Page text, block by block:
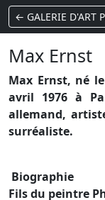
← GALERIE D'ART
Max Ernst
Max Ernst, né
avril 1976 à
allemand,
surréaliste.
Biographie
Fils du peintre